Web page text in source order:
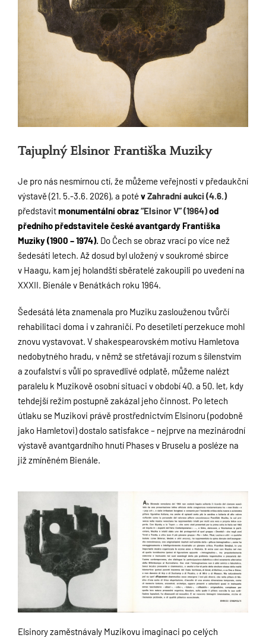
Tajuplný Elsinor Františka Muziky
Je pro nás nesmírnou ctí, že můžeme veřejnosti v předaukční
výstavě (21. 5.-3.6. 2026), a poté vZahradní aukci (4.6.)
představitmonumentální obraz“Elsinor V” (1964)od
předního představitele české avantgardy Františka
Muziky (1900 – 1974). Do Čech se obraz vrací po více než
šedesáti letech. Až dosud byl uložený v soukromé sbírce
v Haagu, kam jej holandští sběratelé zakoupili po uvedení na
XXXII. Bienále v Benátkách roku 1964.
Šedesátá léta znamenala pro Muziku zaslouženou tvůrčí
rehabilitaci doma i v zahraničí. Po desetiletí perzekuce mohl
znovu vystavovat. V shakespearovském motivu Hamletova
nedobytného hradu, v němž se střetávají rozum s šílenstvím
a zoufalství s vůlí po spravedlivé odplatě, můžeme nalézt
paralelu k Muzikově osobní situaci v období 40. a 50. let, kdy
tehdejší režim postupně zakázal jeho činnost. Po letech
útlaku se Muzikovi právě prostřednictvím Elsinoru (podobně
jako Hamletovi) dostalo satisfakce – nejprve na mezinárodní
výstavě avantgardního hnutí Phases v Bruselu a posléze na
již zmíněném Bienále.
Elsinory zaměstnávaly Muzikovu imaginaci po celých